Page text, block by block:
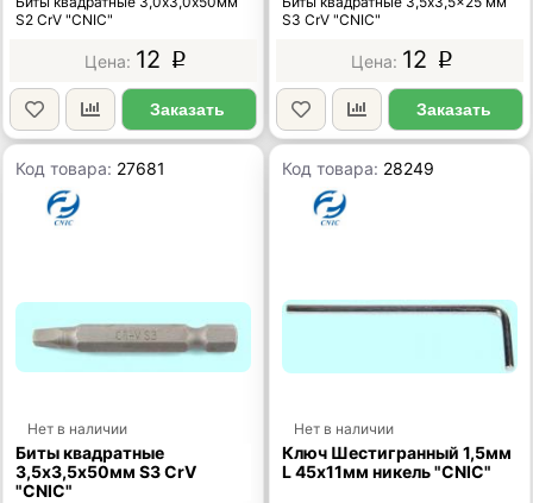
S2 CrV "CNIC"
12 p
Заказать
S3 CrV "CNIC"
12 p
Заказать
Код товара: 27681
Нет в наличии
Биты квадратные
3,5х3,5х50мм S3 CrV
"CNIC"
Код товара: 28249
Нет в наличии
Ключ Шестигранный 1,5мм
L 45х11мм никель "CNIC"